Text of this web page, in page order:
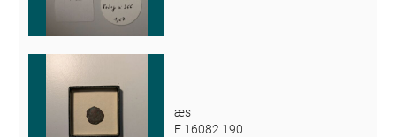
æs
E 16082 190